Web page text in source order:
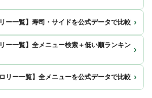
ー一覧】寿司・サイドを公式データで比較 ›
ー一覧】全メニュー検索＋低い順ランキン
›
リー一覧】全メニューを公式データで比較 ›